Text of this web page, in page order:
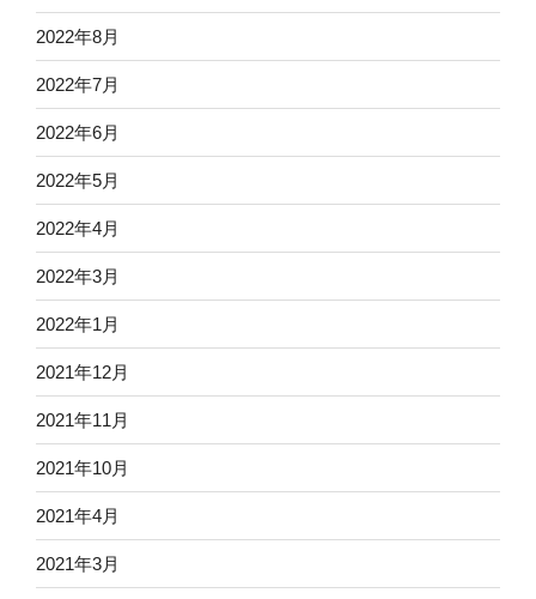
2022年8月
2022年7月
2022年6月
2022年5月
2022年4月
2022年3月
2022年1月
2021年12月
2021年11月
2021年10月
2021年4月
2021年3月